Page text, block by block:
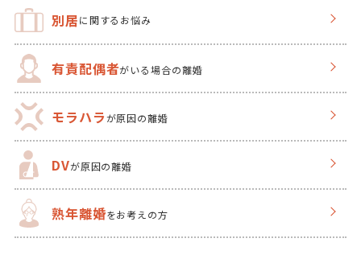
別居に関するお悩み
有責配偶者がいる場合の離婚
モラハラが原因の離婚
DVが原因の離婚
熟年離婚をお考えの方